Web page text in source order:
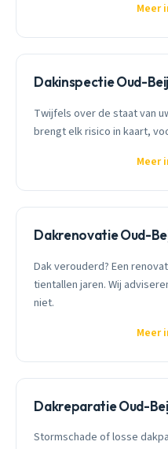
Meer
Dakinspectie Oud-
Twijfels over de staat van
brengt elk risico in kaart,
Meer
Dakrenovatie Oud-
Dak verouderd? Een
tientallen jaren. Wij
niet.
Meer
Dakreparatie Oud-
Stormschade of losse